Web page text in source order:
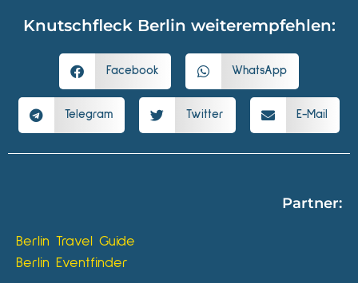
Knutschfleck Berlin weiterempfehlen:
Facebook WhatsApp
Telegram Twitter E-Mail
Partner:
Berlin Travel Guide
Berlin Eventfinder